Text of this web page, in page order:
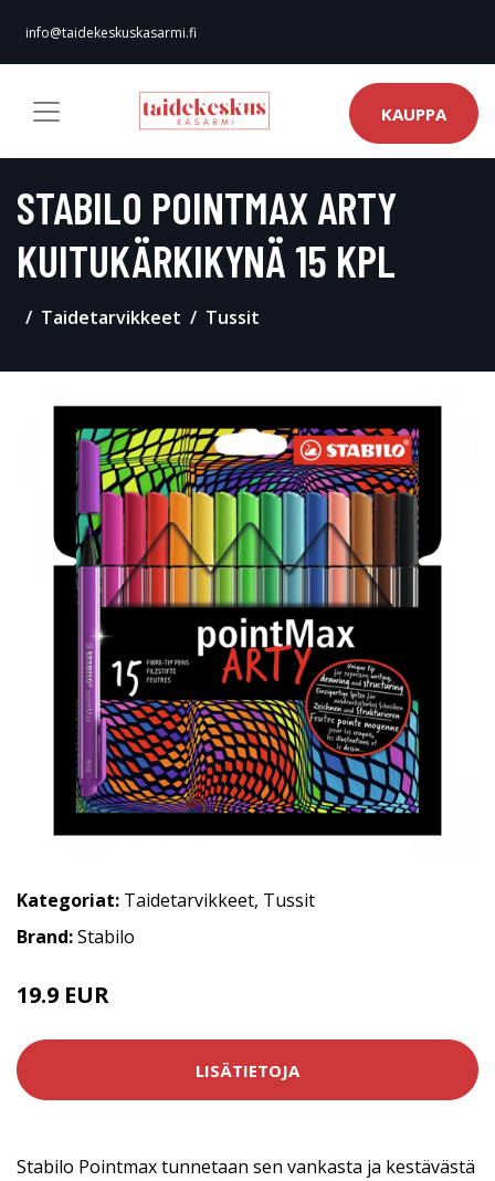
info@taidekeskuskasarmi.fi
KAUPPA
STABILO POINTMAX ARTY
KUITUKÄRKIKYNÄ 15 KPL
Taidetarvikkeet Tussit
Kategoriat: Taidetarvikkeet, Tussit
Brand:Stabilo
19.9 EUR
LISÄTIETOJA
Stabilo Pointmax tunnetaan sen vankasta ja kestävästä